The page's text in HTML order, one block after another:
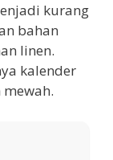
kurang
bahan
linen.
kalender